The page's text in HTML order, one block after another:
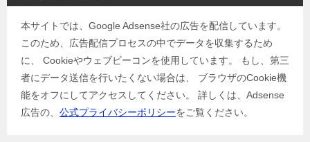
本サイトでは、Google Adsense社の広告を配信しています。
このため、広告配信プロセスの中でデータを収集するため
に、 Cookieやウェブビーコンを使用しています。 もし、第三
者にデータ送信を行いたくない場合は、 ブラウザのCookie機
能をオフにしてアクセスしてください。 詳しくは、Adsense
広告の、 公式プライバシーポリシーをご覧ください。